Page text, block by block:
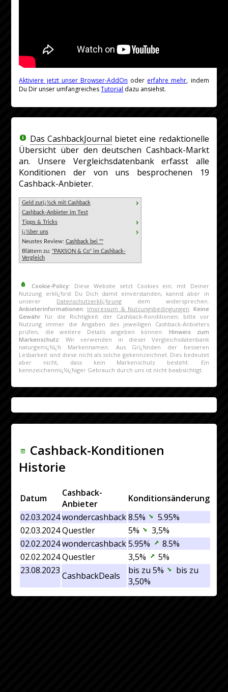
Aktiviere jetzt unser Browser-AddOn oder erfahre mehr, indem
Du Dir unser umfangreichesTutorial dazu ansiehst.
Das CashbackJournal bietet eine redaktionelle
Übersicht über den deutschen Cashback-Markt
an. Unsere Vergleichsdatenbank erfasst alle
Konditionen der von uns besprochenen 19
Cashback-Anbieter.
Geld zurï¿½ck mit Cashback
Cashback-Anbieter im Test
Tipps & Tricks
ï¿½ber uns
Neustes Review: Cashback bei ""
Blättern zu: "PAXSON & Co" im Cashback-
Vergleich
Cookie-Policy: Diese Website setzt Cookies ein; mit Deiner
Nutzung erklï¿½rst Du Dich damit einverstanden, kannst aber in
unserer Datenschutzerklï¿½rung dem widersprechen.
Anbieterinformationen: Impressum & Nutzungsbedingungen. Keine
Gewähr für die Richtigkeit der Cashback-Konditionen; bitte vor
Nutzung immer die Angaben des jeweiligen Cashback-Anbieters
prüfen, die weitere Details angeben können.Hinweis zum
Markenschutz: Wir verwenden in dieser Vergleichsdatenbank
naturgemï¿½ï¿½ Markennamen. Aus Grï¿½nden der besseren
Lesbarkeit sind diese nicht als solche gekennzeichnet. Dies bedeutet
aber nicht, dass kein Markenschutz besteht. Ein
kennzeichenmï¿½ï¿½iger Gebrauch durch uns ist nicht beabsichtigt.
Cashback-Konditionen
Historie
Datum
Cashback-
Anbieter
Konditionsänderung
02.03.2024wondercashback 8.5%
5.95%
02.03.2024Questler 5%
3,5%
02.02.2024wondercashback 5.95%
8.5%
02.02.2024Questler 3,5%
5%
23.08.2023 CashbackDeals bis zu 5%
bis zu
3,50%